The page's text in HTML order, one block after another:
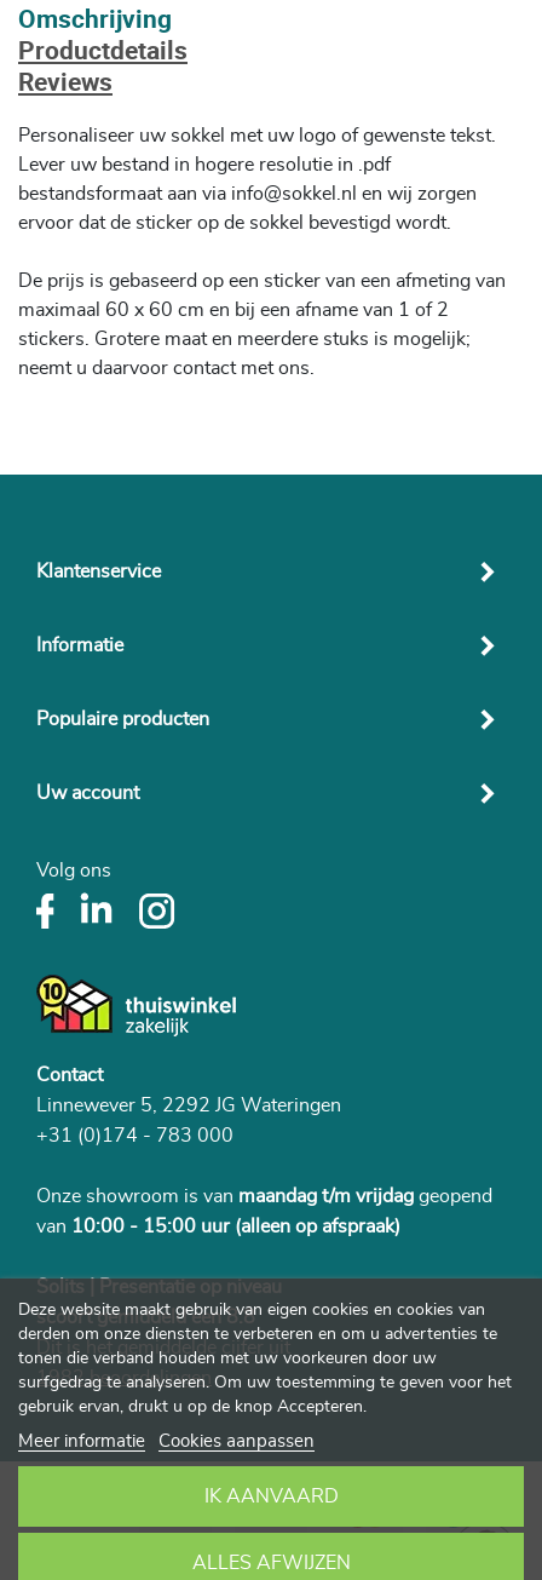
Omschrijving
Productdetails
Reviews
Personaliseer uw sokkel met uw logo of gewenste tekst.
Lever uw bestand in hogere resolutie in .pdf
bestandsformaat aan via info@sokkel.nl en wij zorgen
ervoor dat de sticker op de sokkel bevestigd wordt.
De prijs is gebaseerd op een sticker van een afmeting van
maximaal 60 x 60 cm en bij een afname van 1 of 2
stickers. Grotere maat en meerdere stuks is mogelijk;
neemt u daarvoor contact met ons.
Klantenservice
Informatie
Populaire producten
Uw account
Volg ons
Contact
Linnewever 5, 2292 JG Wateringen
+31 (0)174 - 783 000
Onze showroom is van maandag t/m vrijdag geopend
van 10:00 - 15:00 uur (alleen op afspraak)
Solits | Presentatie op niveau
scoort gemiddeld een 8.8
Dit is het gemiddelde cijfer uit
1982 beoordelingen
Deze website maakt gebruik van eigen cookies en cookies van
derden om onze diensten te verbeteren en om u advertenties te
tonen die verband houden met uw voorkeuren door uw
surfgedrag te analyseren. Om uw toestemming te geven voor het
gebruik ervan, drukt u op de knop Accepteren.
Meer informatie Cookies aanpassen
ALLES AFWIJZEN
IK AANVAARD